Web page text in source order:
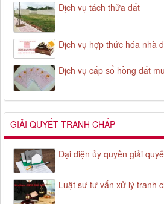
Dịch vụ tách thửa đất
Dịch vụ hợp thức hóa nhà
Dịch vụ cấp sổ hồng đất
GIẢI QUYẾT TRANH CHẤP
Đại diện ủy quyền giải
Luật sư tư vấn xử lý tranh